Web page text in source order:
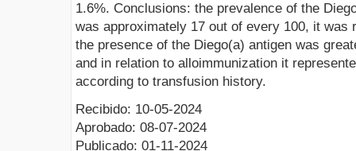
1.6%. Conclusions: the prevalence of the
was approximately 17 out of every 100, it was
the presence of the Diego(a) antigen was
and in relation to alloimmunization it
according to transfusion history.
Recibido: 10-05-2024
Aprobado: 08-07-2024
Publicado: 01-11-2024